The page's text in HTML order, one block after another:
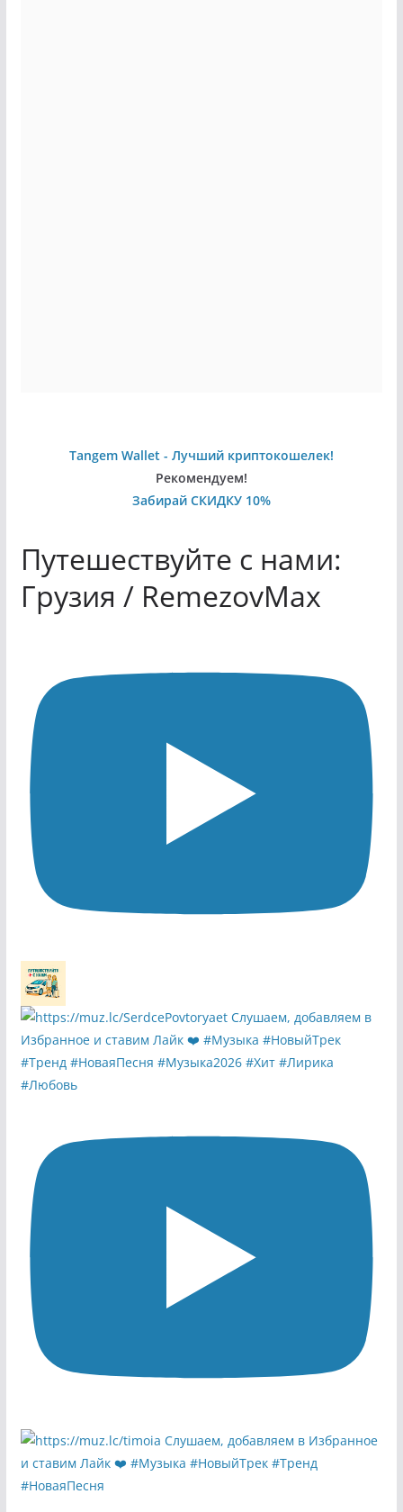
Tangem Wallet - Лучший криптокошелек!
Рекомендуем!
Забирай СКИДКУ 10%
Путешествуйте с нами:
Грузия / RemezovMax